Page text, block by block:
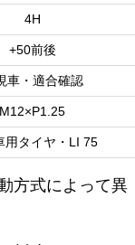
4H
+50前後
車・適合確認
M12×P1.25
用タイヤ・LI 75
方式によって異